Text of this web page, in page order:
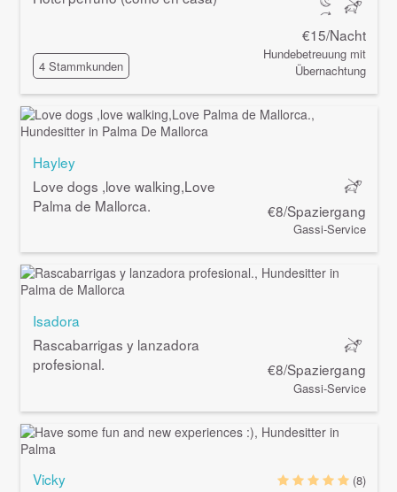
4 Stammkunden
€15/Nacht
Hundebetreuung mit
Übernachtung
Hayley
Love dogs ,love walking,Love
Palma de Mallorca.
€8/Spaziergang
Gassi-Service
Isadora
Rascabarrigas y lanzadora
profesional.
€8/Spaziergang
Gassi-Service
Vicky
(8)